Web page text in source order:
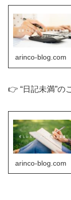
arinco-blog.com
👉 “日記未満”の
arinco-blog.com